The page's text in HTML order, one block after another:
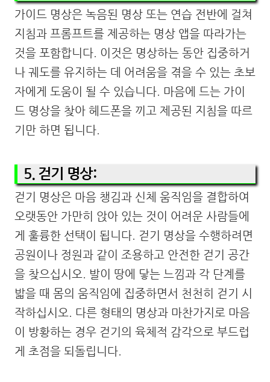
가이드 명상은 녹음된 명상 또는 연습 전반에 걸쳐
지침과 프롬프트를 제공하는 명상 앱을 따라가는
것을 포함합니다. 이것은 명상하는 동안 집중하거
나 궤도를 유지하는 데 어려움을 겪을 수 있는 초보
자에게 도움이 될 수 있습니다. 마음에 드는 가이
드 명상을 찾아 헤드폰을 끼고 제공된 지침을 따르
기만 하면 됩니다.
5. 걷기 명상:
걷기 명상은 마음 챙김과 신체 움직임을 결합하여
오랫동안 가만히 앉아 있는 것이 어려운 사람들에
게 훌륭한 선택이 됩니다. 걷기 명상을 수행하려면
공원이나 정원과 같이 조용하고 안전한 걷기 공간
을 찾으십시오. 발이 땅에 닿는 느낌과 각 단계를
밟을 때 몸의 움직임에 집중하면서 천천히 걷기 시
작하십시오. 다른 형태의 명상과 마찬가지로 마음
이 방황하는 경우 걷기의 육체적 감각으로 부드럽
게 초점을 되돌립니다.